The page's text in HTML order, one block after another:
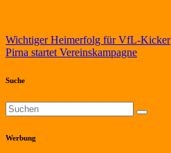
Beitragsnavigation
Wichtiger Heimerfolg für VfL-Kicker
Pirna startet Vereinskampagne
Suche
Werbung